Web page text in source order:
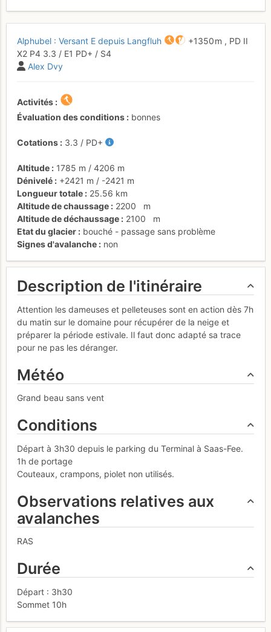
Alphubel : Versant E depuis Langfluh +1350 m , PD II
X2 P4 3.3 / E1 PD+ / S4
Alex Dvy
Activités
Évaluation des conditions
bonnes
Cotations 3.3 / PD+
Altitude 1785 m / 4206 m
Dénivelé
+2421 m / -2421 m
Longueur totale
25.56 km
Altitude de chaussage
2200
m
Altitude de déchaussage
2100
m
Etat du glacier
bouché - passage sans problème
Signes d'avalanche
non
Description de l'itinéraire
Attention les dameuses et pelleteuses sont en action dès 7h
du matin sur le domaine pour récupérer de la neige et
préparer la période estivale. Il faut donc adapté sa trace
pour ne pas les déranger.
Météo
Grand beau sans vent
Conditions
Départ à 3h30 depuis le parking du Terminal à Saas-Fee.
1h de portage
Couteaux, crampons, piolet non utilisés.
Observations relatives aux
avalanches
RAS
Durée
Départ : 3h30
Sommet 10h